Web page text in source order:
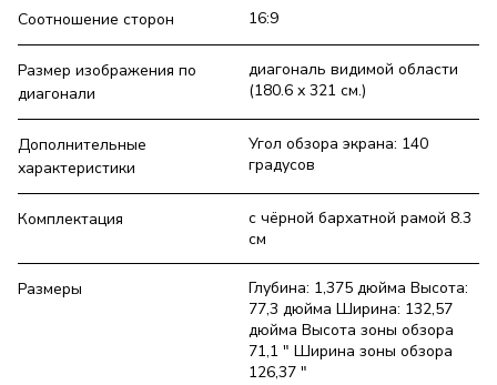
Соотношение сторон 16:9
Размер изображения по
диагонали
диагональ видимой области
(180.6 х 321 см.)
Дополнительные
характеристики
Угол обзора экрана: 140
градусов
Комплектация
с чёрной бархатной рамой 8.3
см
Размеры
Глубина: 1,375 дюйма Высота:
77,3 дюйма Ширина: 132,57
дюйма Высота зоны обзора
71,1 " Ширина зоны обзора
126,37 "